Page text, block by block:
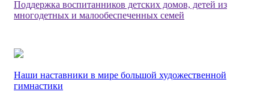
Поддержка воспитанников детских домов, детей из
многодетных и малообеспеченных семей
Наши наставники в мире большой художественной
гимнастики